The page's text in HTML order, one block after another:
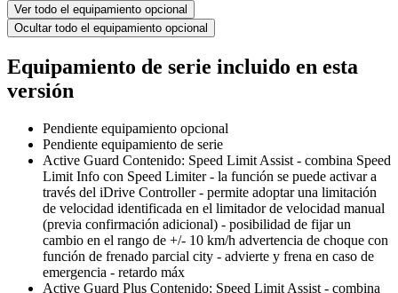
Ver todo el equipamiento opcional
Ocultar todo el equipamiento opcional
Equipamiento de serie incluido en esta
versión
Pendiente equipamiento opcional
Pendiente equipamiento de serie
Active Guard Contenido: Speed Limit Assist - combina Speed
Limit Info con Speed Limiter - la función se puede activar a
través del iDrive Controller - permite adoptar una limitación
de velocidad identificada en el limitador de velocidad manual
(previa confirmación adicional) - posibilidad de fijar un
cambio en el rango de +/- 10 km/h advertencia de choque con
función de frenado parcial city - advierte y frena en caso de
emergencia - retardo máx
Active Guard Plus Contenido: Speed Limit Assist - combina